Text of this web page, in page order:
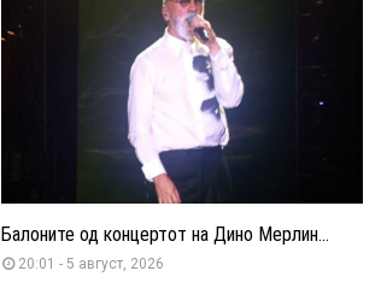
Балоните од концертот на Дино Мерлин...
20:01 - 5 август, 2026